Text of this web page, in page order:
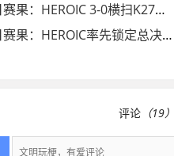
Stake排位赛决赛日赛果：HEROIC 3-0横扫K27夺魁
Stake排位赛第三日赛果：HEROIC率先锁定总决赛席位
评论 （19）